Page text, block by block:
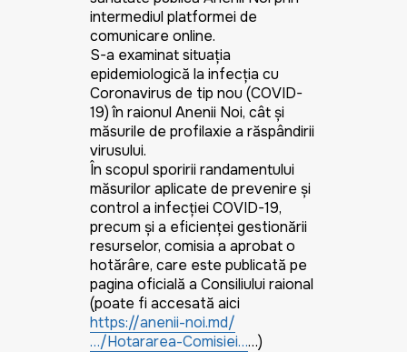
intermediul platformei de
comunicare online.
S-a examinat situaţia
epidemiologică la infecţia cu
Coronavirus de tip nou (COVID-
19) în raionul Anenii Noi, cât şi
măsurile de profilaxie a răspândirii
virusului.
În scopul sporirii randamentului
măsurilor aplicate de prevenire şi
control a infecţiei COVID-19,
precum şi a eficienţei gestionării
resurselor, comisia a aprobat o
hotărâre, care este publicată pe
pagina oficială a Consiliului raional
(poate fi accesată aici
https://anenii-noi.md/
…/Hotararea-Comisiei……)